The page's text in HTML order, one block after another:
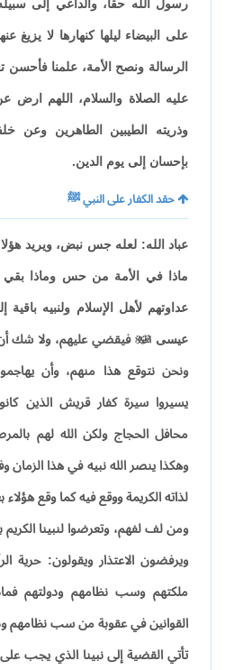
رسول الله حقاً، والداعي إلى
على البيضاء ليلها كنهارها لا يزيغ
الرسالة ونصح الأمة، علمنا فأحسن
عليه الصلاة والسلام، اللهم ارض
وذريته الطيبين الطاهرين وعن
بإحسان إلى يوم الدين.
حقد الكفار على النبي ﷺ
عباد الله: لعله جس نبض، ويريد
ماذا في الأمة من حس وماذا بقي
عداوتهم لأهل الإسلام ولنبيه
عيسى فيقضي عليهم، ولا شك أن
ونحن نتوقع هذا منهم، وأن
يسيروا سيرة كفار قريش الذين
محافل الحجاج ولكن الله لهم
وهكذا ينصر الله نبيه في هذا
لذاته الكريمة ووقع فيه كما وقع
ومن لف لفهم، وتعرضوا لنبينا الكريم
ويرفضون الاعتذار ويقولون: حرية
ملكتهم وسب نظامهم ودولتهم
القوانين في عقوبة من سب نظامهم
تأتي القضية إلى نبينا الذي يجب على